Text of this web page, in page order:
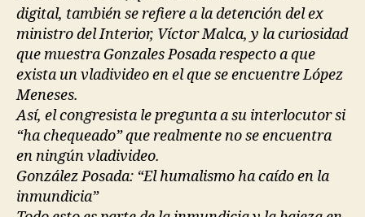
digital, también se refiere a la detención del ex
ministro del Interior, Víctor Malca, y la curiosidad
que muestra Gonzales Posada respecto a que
exista un vladivideo en el que se encuentre López
Meneses.
Así, el congresista le pregunta a su interlocutor si
“ha chequeado” que realmente no se encuentra
en ningún vladivideo.
González Posada: “El humalismo ha caído en la
inmundicia”